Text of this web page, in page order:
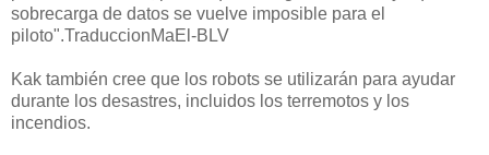
sobrecarga de datos se vuelve imposible para el
piloto".TraduccionMaEl-BLV
Kak también cree que los robots se utilizarán para ayudar
durante los desastres, incluidos los terremotos y los
incendios.